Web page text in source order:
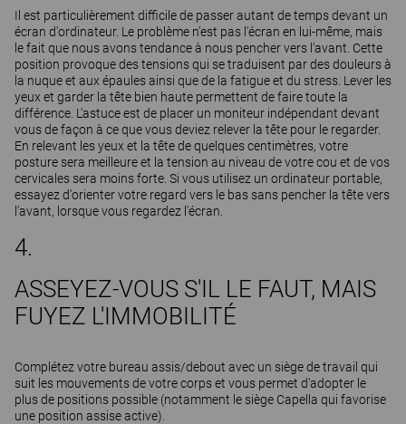
Il est particulièrement difficile de passer autant de temps devant un
écran d'ordinateur. Le problème n'est pas l'écran en lui-même, mais
le fait que nous avons tendance à nous pencher vers l'avant. Cette
position provoque des tensions qui se traduisent par des douleurs à
la nuque et aux épaules ainsi que de la fatigue et du stress. Lever les
yeux et garder la tête bien haute permettent de faire toute la
différence. L'astuce est de placer un moniteur indépendant devant
vous de façon à ce que vous deviez relever la tête pour le regarder.
En relevant les yeux et la tête de quelques centimètres, votre
posture sera meilleure et la tension au niveau de votre cou et de vos
cervicales sera moins forte. Si vous utilisez un ordinateur portable,
essayez d'orienter votre regard vers le bas sans pencher la tête vers
l'avant, lorsque vous regardez l'écran.
4.
ASSEYEZ-VOUS S'IL LE FAUT, MAIS
FUYEZ L'IMMOBILITÉ
Complétez votre bureau assis/debout avec un siège de travail qui
suit les mouvements de votre corps et vous permet d'adopter le
plus de positions possible (notamment le siège Capella qui favorise
une position assise active).